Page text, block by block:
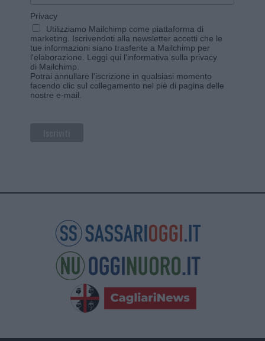
Privacy
Utilizziamo Mailchimp come piattaforma di
marketing. Iscrivendoti alla newsletter accetti che le
tue informazioni siano trasferite a Mailchimp per
l'elaborazione. Leggi qui l'informativa sulla privacy
di Mailchimp
Potrai annullare l'iscrizione in qualsiasi momento
facendo clic sul collegamento nel piè di pagina delle
nostre e-mail.